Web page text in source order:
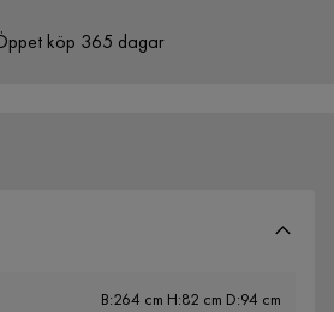
B:264 cm H:82 cm D:94 cm